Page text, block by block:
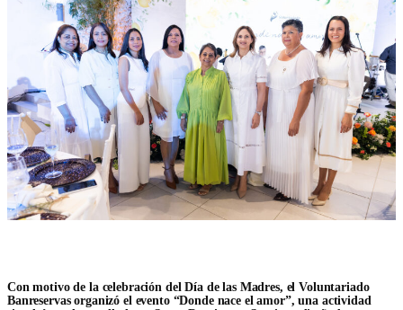
Con motivo de la celebración del Día de las Madres, elVoluntariado
Banreservasorganizó el evento “Donde nace el amor”, una actividad